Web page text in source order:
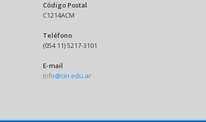
Código Postal
C1214ACM
Teléfono
(054 11) 5217-3101
E-mail
info@cin.edu.ar